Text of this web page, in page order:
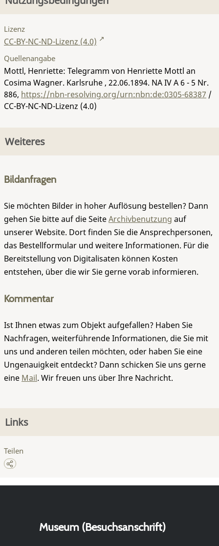
Lizenz
CC-BY-NC-ND-Lizenz (4.0)
Quellenangabe
Mottl, Henriette: Telegramm von Henriette Mottl an
Cosima Wagner. Karlsruhe , 22.06.1894. NA IV A 6 - 5 Nr.
886, https://nbn-resolving.org/urn:nbn:de:0305-68387 /
CC-BY-NC-ND-Lizenz (4.0)
Weiteres
Bildanfragen
Sie möchten Bilder in hoher Auflösung bestellen? Dann
gehen Sie bitte auf die SeiteArchivbenutzung auf
unserer Website. Dort finden Sie die Ansprechpersonen,
das Bestellformular und weitere Informationen. Für die
Bereitstellung von Digitalisaten können Kosten
entstehen, über die wir Sie gerne vorab informieren.
Kommentar
Ist Ihnen etwas zum Objekt aufgefallen? Haben Sie
Nachfragen, weiterführende Informationen, die Sie mit
uns und anderen teilen möchten, oder haben Sie eine
Ungenauigkeit entdeckt? Dann schicken Sie uns gerne
eine Mail. Wir freuen uns über Ihre Nachricht.
Links
Teilen
Museum (Besuchsanschrift)